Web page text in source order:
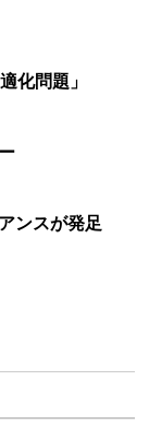
化問題」
ンスが発足